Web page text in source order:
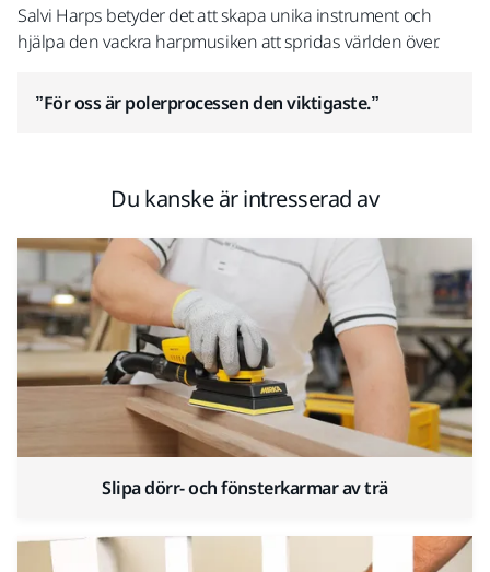
Salvi Harps betyder det att skapa unika instrument och
hjälpa den vackra harpmusiken att spridas världen över.
”För oss är polerprocessen den viktigaste.”
Du kanske är intresserad av
Slipa dörr- och fönsterkarmar av trä